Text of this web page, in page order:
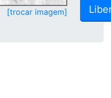
[trocar imagem]